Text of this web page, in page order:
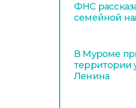
ФНС
семейной
В Муроме
территории
Ленина